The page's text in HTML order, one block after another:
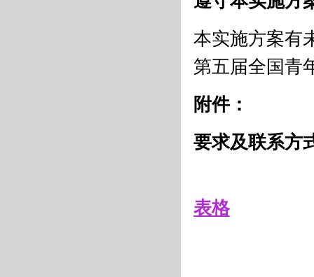
本实施方案有
第五届全国青
附件：
要求及联系方
表格